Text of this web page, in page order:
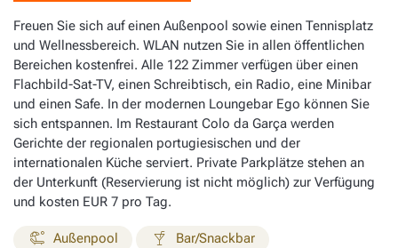
Freuen Sie sich auf einen Außenpool sowie einen Tennisplatz
und Wellnessbereich. WLAN nutzen Sie in allen öffentlichen
Bereichen kostenfrei. Alle 122 Zimmer verfügen über einen
Flachbild-Sat-TV, einen Schreibtisch, ein Radio, eine Minibar
und einen Safe. In der modernen Loungebar Ego können Sie
sich entspannen. Im Restaurant Colo da Garça werden
Gerichte der regionalen portugiesischen und der
internationalen Küche serviert. Private Parkplätze stehen an
der Unterkunft (Reservierung ist nicht möglich) zur Verfügung
und kosten EUR 7 pro Tag.
Außenpool Bar/Snackbar